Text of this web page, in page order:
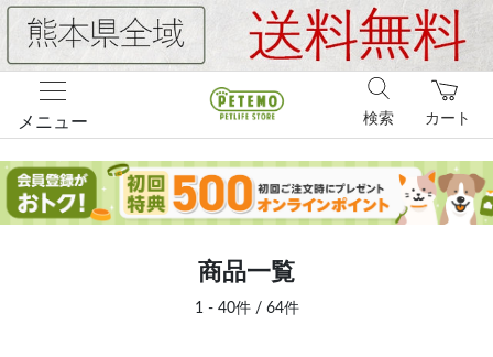
メニュー カート
検索
商品一覧
1 - 40件 / 64件